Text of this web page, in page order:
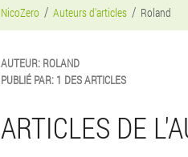
NicoZero Auteurs d'articles Roland
AUTEUR: ROLAND
PUBLIÉ PAR: 1 DES ARTICLES
ARTICLES DE